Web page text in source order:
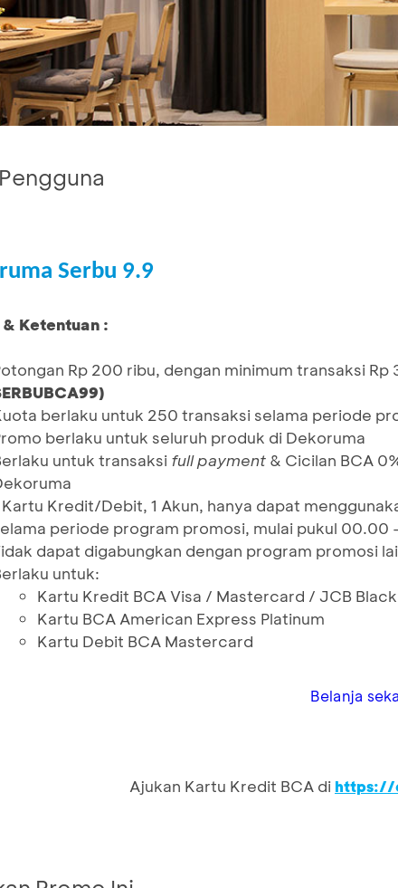
Serbu 9.9
Ketentuan :
Rp 200 ribu, dengan minimum transaksi Rp
berlaku untuk 250 transaksi selama periode
berlaku untuk seluruh produk di Dekoruma
untuk transaksi full payment & Cicilan BCA
Kartu Kredit/Debit, 1 Akun, hanya dapat
periode program promosi, mulai pukul 00.00
dapat digabungkan dengan program promosi
untuk:
Kartu Kredit BCA Visa / Mastercard / JCB Black
Kartu BCA American Express Platinum
Kartu Debit BCA Mastercard
Belanja
Ajukan Kartu Kredit BCA di https://